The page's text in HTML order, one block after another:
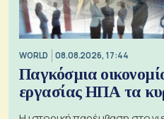
WORLD 08.08.2026, 17:44
Παγκόσμια
εργασίας ΗΠΑ τα